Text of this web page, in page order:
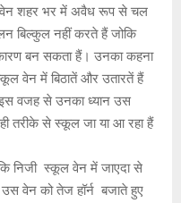
वेन शहर भर में अवैध रूप से चल
बिल्कुल नहीं करते हैं जोकि
बन सकता हैं। उनका कहना
वेन में बिठातें और उतारतें हैं
वजह से उनका ध्यान उस
तरीके से स्कूल जा या आ रहा हैं
वेन में जाएदा से
वेन को तेज हॉर्न बजाते हुए